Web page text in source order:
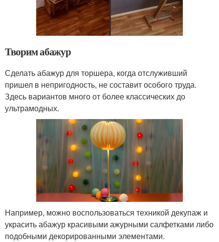
Творим абажур
Сделать абажур для торшера, когда отслуживший
пришел в непригодность, не составит особого труда.
Здесь вариантов много от более классических до
ультрамодных.
Например, можно воспользоваться техникой декупаж и
украсить абажур красивыми ажурными салфетками либо
подобными декорированными элементами.